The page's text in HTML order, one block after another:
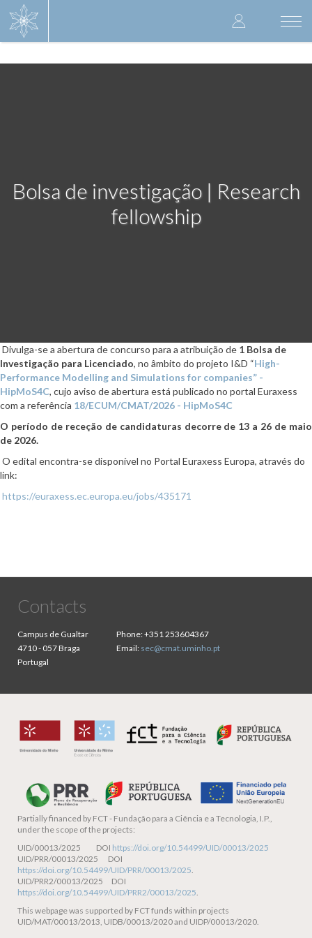
User
account
menu
Bolsa de investigação | Research
fellowship
Divulga-se a abertura de concurso para a atribuição de 1 Bolsa de
Investigação para Licenciado, no âmbito do projeto I&D “High-
Performance Modelling and Simulations for companies” -
HipMoS4C, cujo aviso de abertura está publicado no portal Euraxess
com a referência 18/ECUM/CMAT/2026 - HipMoS4C
O período de receção de candidaturas decorre de 13 a 26 de maio
de 2026.
O edital encontra-se disponível no Portal Euraxess Europa, através do
link:
https://euraxess.ec.europa.eu/jobs/435171
Contacts
Campus de Gualtar
4710 - 057 Braga
Portugal
Phone:+351 253604367
Email: sec@cmat.uminho.pt
Partially financed by FCT - Fundação para a Ciência e a Tecnologia, I.P.,
under the scope of the projects:
UID/00013/2025 DOI https://doi.org/10.54499/UID/00013/2025
UID/PRR/00013/2025 DOI
https://doi.org/10.54499/UID/PRR/00013/2025.
UID/PRR2/00013/2025 DOI
https://doi.org/10.54499/UID/PRR2/00013/2025.
This webpage was supported by FCT funds within projects
UID/MAT/00013/2013, UIDB/00013/2020 and UIDP/00013/2020.